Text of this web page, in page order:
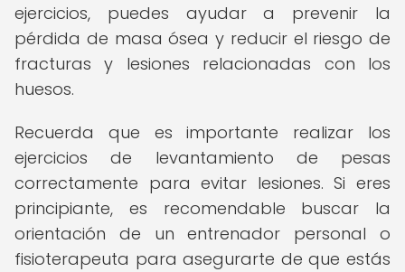
ejercicios, puedes ayudar a prevenir la
pérdida de masa ósea y reducir el riesgo de
fracturas y lesiones relacionadas con los
huesos.
Recuerda que es importante realizar los
ejercicios de levantamiento de pesas
correctamente para evitar lesiones. Si eres
principiante, es recomendable buscar la
orientación de un entrenador personal o
fisioterapeuta para asegurarte de que estás